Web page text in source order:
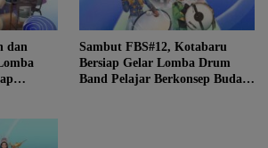
dan
Sambut FBS#12, Kotabaru
Bersiap Gelar Lomba Drum
Band Pelajar Berkonsep Budaya